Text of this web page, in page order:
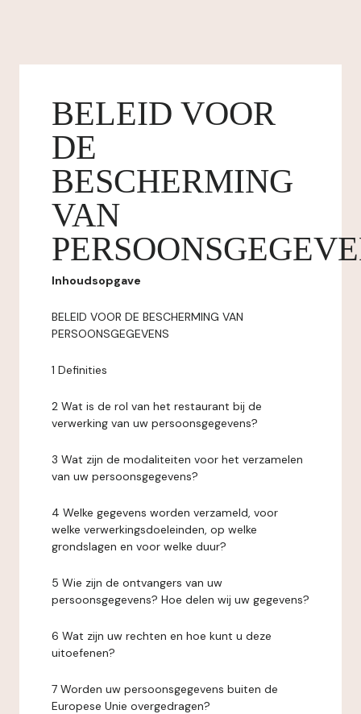
BELEID VOOR
DE
BESCHERMING
VAN
Inhoudsopgave
BELEID VOOR DE BESCHERMING VAN
PERSOONSGEGEVENS
1 Definities
2 Wat is de rol van het restaurant bij de
verwerking van uw persoonsgegevens?
3 Wat zijn de modaliteiten voor het verzamelen
van uw persoonsgegevens?
4 Welke gegevens worden verzameld, voor
welke verwerkingsdoeleinden, op welke
grondslagen en voor welke duur?
5 Wie zijn de ontvangers van uw
persoonsgegevens? Hoe delen wij uw gegevens?
6 Wat zijn uw rechten en hoe kunt u deze
uitoefenen?
7 Worden uw persoonsgegevens buiten de
Europese Unie overgedragen?